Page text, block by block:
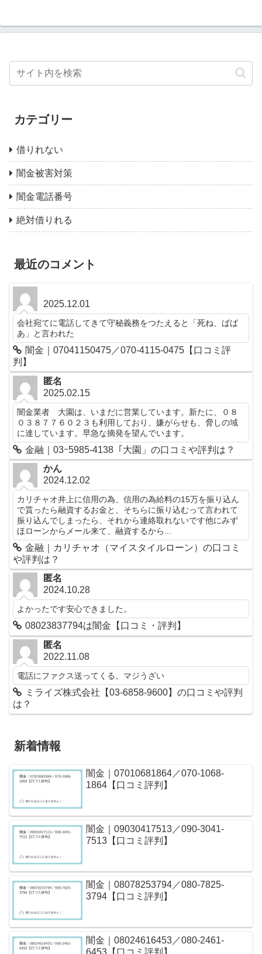
カテゴリー
借りれない
闇金被害対策
闇金電話番号
絶対借りれる
最近のコメント
2025.12.01
会社宛てに電話してきて守秘義務をつたえると「死ね、ばば
あ」と言われた
闇金｜07041150475／070-4115-0475【口コミ評
判】
匿名
2025.02.15
闇金業者 大園は、いまだに営業しています。新たに、０８
０３８７７６０２３も利用しており、嫌がらせも、脅しの域
に達しています。早急な摘発を望んでいます。
金融｜03ｰ5985-4138「大園」の口コミや評判は？
かん
2024.12.02
カリチャオ井上に信用の為、信用の為給料の15万を振り込ん
で貰ったら融資するお金と、そちらに振り込むって言われて
振り込んでしまったら、それから連絡取れないです他にみず
ほローンからメール来て、融資するから...
金融｜カリチャオ（マイスタイルローン）の口コミ
や評判は？
匿名
2024.10.28
よかったです安心できました。
08023837794は闇金【口コミ・評判】
匿名
2022.11.08
電話にファクス送ってくる。マジうざい
ミライズ株式会社【03-6858-9600】の口コミや評判
は？
新着情報
闇金｜07010681864／070-1068-
1864【口コミ評判】
闇金｜09030417513／090-3041-
7513【口コミ評判】
闇金｜08078253794／080-7825-
3794【口コミ評判】
闇金｜08024616453／080-2461-
6453【口コミ評判】